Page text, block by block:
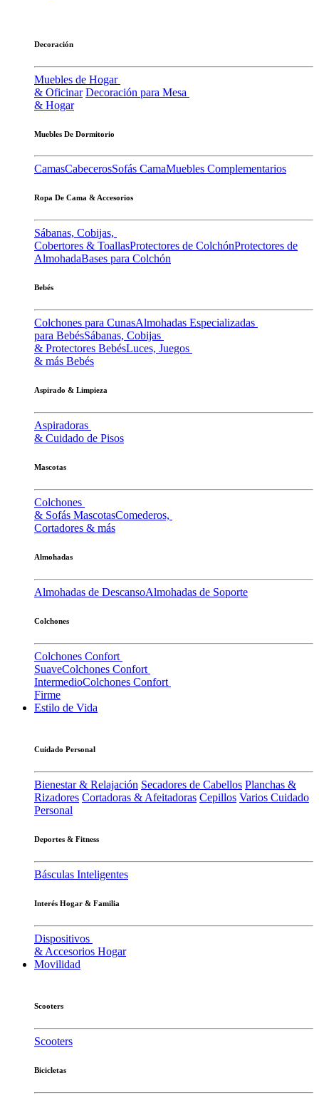
Decoración
Muebles de Hogar
& Oficinar Decoración para Mesa
& Hogar
Muebles De Dormitorio
CamasCabecerosSofás CamaMuebles Complementarios
Ropa De Cama & Accesorios
Sábanas, Cobijas,
Cobertores & ToallasProtectores de ColchónProtectores de
AlmohadaBases para Colchón
Bebés
Colchones para CunasAlmohadas Especializadas
para BebésSábanas, Cobijas
& Protectores BebésLuces, Juegos
& más Bebés
Aspirado & Limpieza
Aspiradoras
& Cuidado de Pisos
Mascotas
Colchones
& Sofás MascotasComederos,
Cortadores & más
Almohadas
Almohadas de DescansoAlmohadas de Soporte
Colchones
Colchones Confort
SuaveColchones Confort
IntermedioColchones Confort
Firme
Estilo de Vida
Cuidado Personal
Bienestar & Relajación Secadores de Cabellos Planchas &
Rizadores Cortadoras & Afeitadoras Cepillos Varios Cuidado
Personal
Deportes & Fitness
Básculas Inteligentes
Interés Hogar & Familia
Dispositivos
& Accesorios Hogar
Movilidad
Scooters
Scooters
Bicicletas